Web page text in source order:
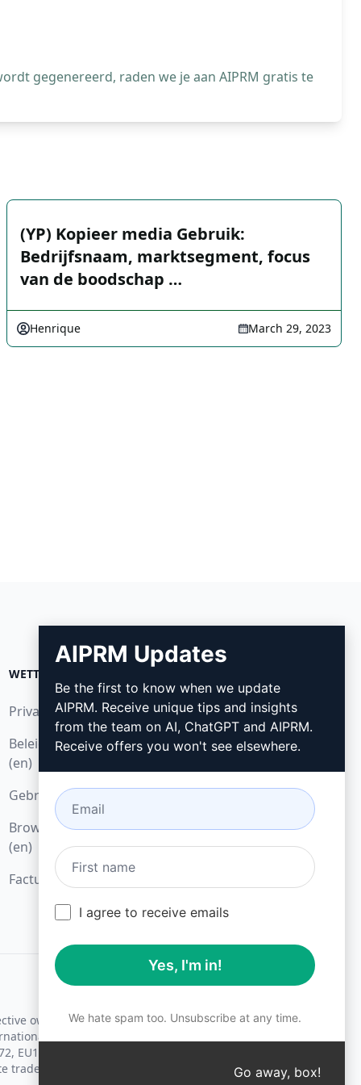
gegenereerd, raden we je aan AIPRM gratis te
(YP) Kopieer media Gebruik:
Bedrijfsnaam, marktsegment, focus
van de boodschap …
Henrique March 29, 2023
WETTELIJK
Privacybeleid (en)
Beleid voor acceptabel gebruik
(en)
Gebruiksvoorwaarden (en)
Browseruitbreidingsvoorwaarden
(en)
Factureringsvoorwaarden (en)
Hoe installeren
Google Chrome (en)
Microsoft Edge (en)
owners.
trademark laws.
EU18830896.
trademark laws.
↑
AIPRM Updates
Be the first to know when we update
AIPRM. Receive unique tips and insights
from the team on AI, ChatGPT and AIPRM.
Receive offers you won't see elsewhere.
I agree to receive emails
Yes, I'm in!
We hate spam too. Unsubscribe at any time.
Go away, box!